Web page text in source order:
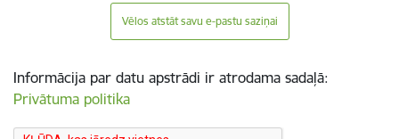
Vēlos atstāt savu e-pastu saziņai
Informācija par datu apstrādi ir atrodama sadaļā:
Privātuma politika